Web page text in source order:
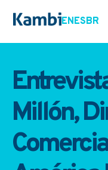
ENESBR
Millón,